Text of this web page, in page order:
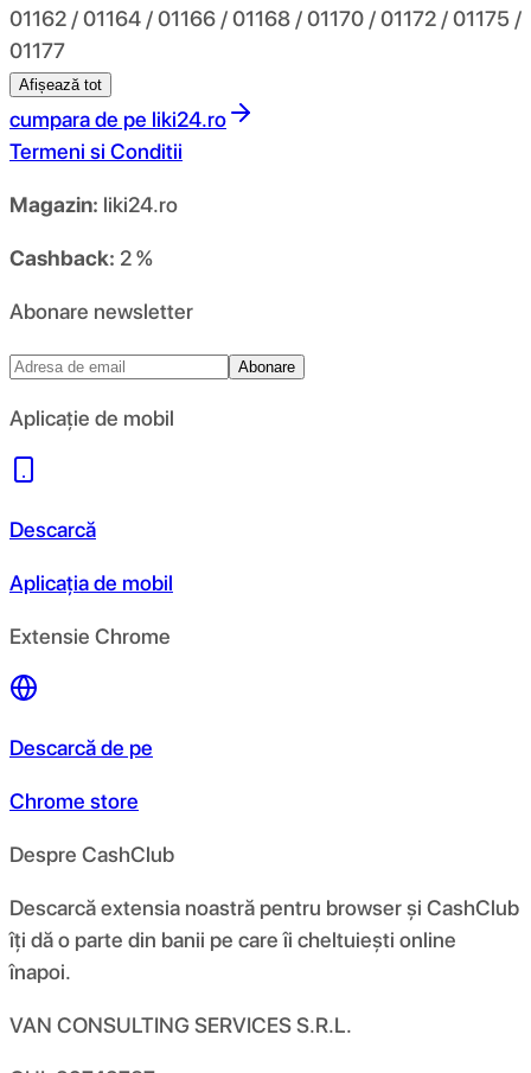
01162 / 01164 / 01166 / 01168 / 01170 / 01172 / 01175 /
01177
Afișează tot
cumpara de pe liki24.ro
Termeni si Conditii
Magazin: liki24.ro
Cashback: 2 %
Abonare newsletter
Abonare
Aplicație de mobil
Descarcă
Aplicația de mobil
Extensie Chrome
Descarcă de pe
Chrome store
Despre CashClub
Descarcă extensia noastră pentru browser și CashClub
îți dă o parte din banii pe care îi cheltuiești online
înapoi.
VAN CONSULTING SERVICES S.R.L.